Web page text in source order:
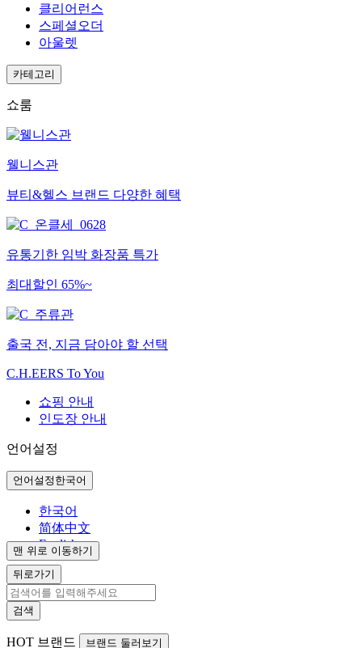
맨 위로 이동하기
클리어런스
스페셜오더
아울렛
카테고리
쇼룸
웰니스관
뷰티&헬스 브랜드 다양한 혜택
유통기한 임박 화장품 특가
최대할인 65%~
출국 전, 지금 담아야 할 선택
C.H.EERS To You
쇼핑 안내
인도장 안내
언어설정
언어설정 한국어
한국어
简体中文
English
뒤로가기
검색
HOT 브랜드 브랜드 둘러보기